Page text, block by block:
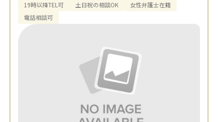
19時以降TEL可 土日祝の相談OK
女性弁護士在籍
電話相談可